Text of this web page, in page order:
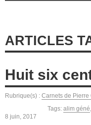
ARTICLES
Huit six
Rubrique(s) : Carnets de
Tags: alim géné,
8 juin, 2017